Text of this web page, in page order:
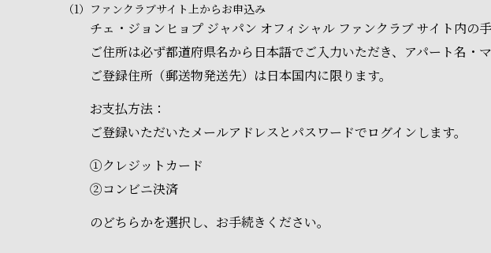
（1） ファンクラブサイト上からお申込み
チェ・ジョンヒョプ ジャパン オフィシャル ファンクラブ サイト内の
ご住所は必ず都道府県名から日本語でご入力いただき、アパート名・
ご登録住所（郵送物発送先）は日本国内に限ります。
お支払方法：
ご登録いただいたメールアドレスとパスワードでログインします。
①クレジットカード
②コンビニ決済
のどちらかを選択し、お手続きください。